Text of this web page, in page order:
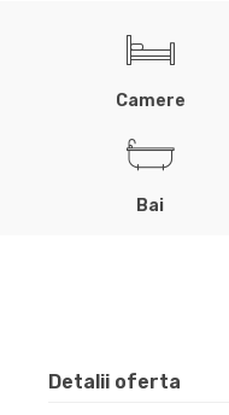
Camere
Bai
Detalii oferta